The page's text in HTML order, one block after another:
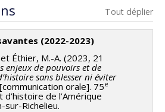
Tout déplier
(2022-2023)
Éthier, M.-A. (2023, 21
enjeux de pouvoirs et de
sans blesser ni éviter
[communication orale]. 75e
de l’Amérique
sur-Richelieu.